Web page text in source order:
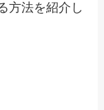
方法を紹介し